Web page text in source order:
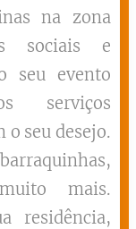
na zona
sociais e
seu evento
serviços
o seu desejo.
mais.
residência,